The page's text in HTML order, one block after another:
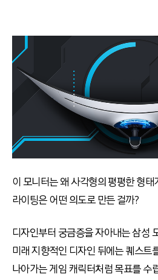
이 모니터는 왜 사각형의 평평한 형
라이팅은 어떤 의도로 만든 걸까?
디자인부터 궁금증을 자아내는 삼성
미래 지향적인 디자인 뒤에는 퀘스트
나아가는 게임 캐릭터처럼 목표를 수